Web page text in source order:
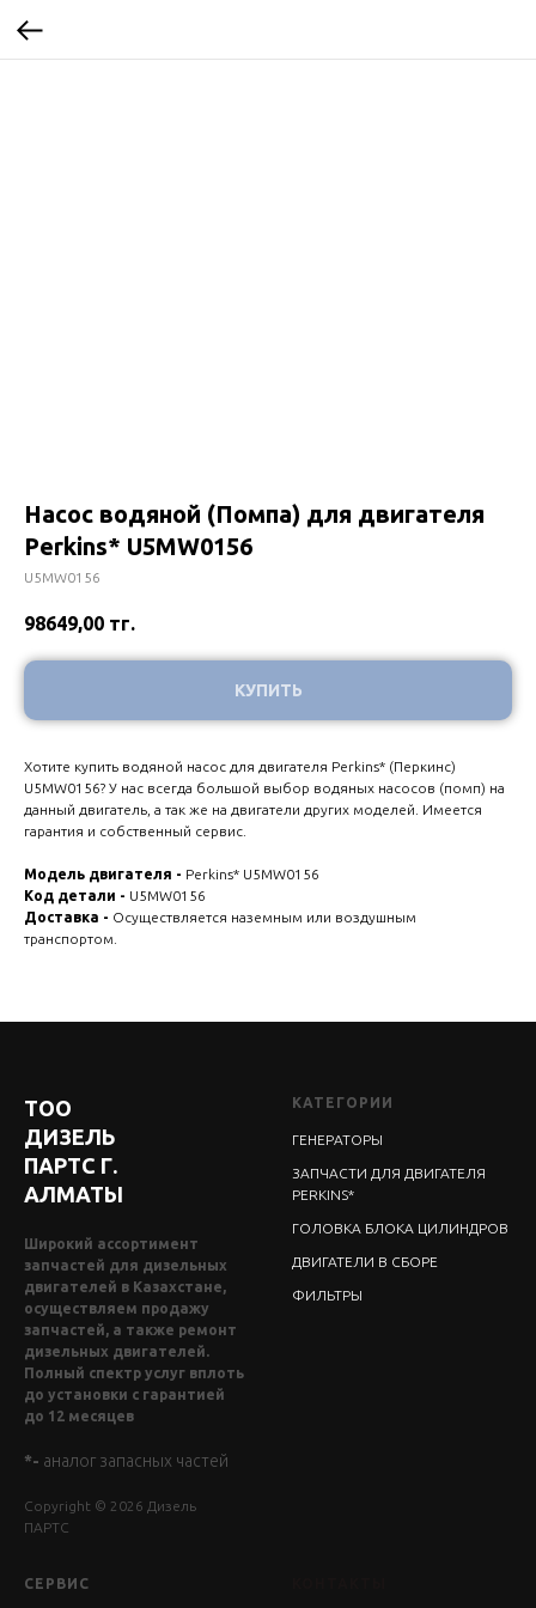
Насос водяной (Помпа) для двигателя
Perkins* U5MW0156
U5MW0156
98649,00 тг.
КУПИТЬ
Хотите купить водяной насос для двигателя Perkins* (Перкинс)
U5MW0156? У нас всегда большой выбор водяных насосов (помп) на
данный двигатель, а так же на двигатели других моделей. Имеется
гарантия и собственный сервис.
Модель двигателя - Perkins* U5MW0156
Код детали - U5MW0156
Доставка - Осуществляется наземным или воздушным
транспортом.
ТОО
ДИЗЕЛЬ
ПАРТС Г.
АЛМАТЫ
Широкий ассортимент
запчастей для дизельных
двигателей в Казахстане,
осуществляем продажу
запчастей, а также ремонт
дизельных двигателей.
Полный спектр услуг вплоть
до установки с гарантией
до 12 месяцев
*- аналог запасных частей
Copyright © 2026 Дизель
ПАРТС
КАТЕГОРИИ
ГЕНЕРАТОРЫ
ЗАПЧАСТИ ДЛЯ ДВИГАТЕЛЯ
PERKINS*
ГОЛОВКА БЛОКА ЦИЛИНДРОВ
ДВИГАТЕЛИ В СБОРЕ
ФИЛЬТРЫ
СЕРВИС